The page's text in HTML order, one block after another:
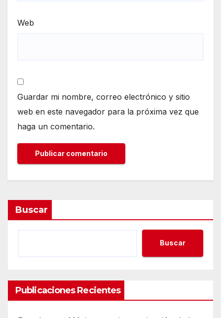
Web
Guardar mi nombre, correo electrónico y sitio
web en este navegador para la próxima vez que
haga un comentario.
Buscar
Buscar
Publicaciones Recientes